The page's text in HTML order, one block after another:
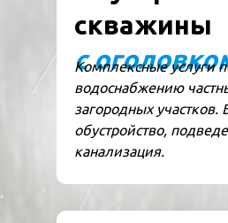
скважины
с
Комплексные услуги
водоснабжению
загородных участков.
обустройство,
канализация.